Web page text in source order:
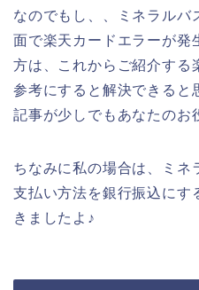
なのでもし、、ミネラルバ
面で楽天カードエラーが発
方は、これからご紹介する
参考にすると解決できると
記事が少しでもあなたのお
ちなみに私の場合は、ミネ
支払い方法を銀行振込にす
きましたよ♪